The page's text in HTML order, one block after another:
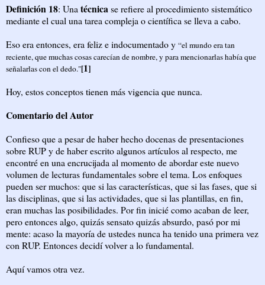
Definición 18: Una técnicase refiere al procedimiento sistemático
mediante el cual una tarea compleja o científica se lleva a cabo.
Eso era entonces, era feliz e indocumentado y “el mundo era tan
reciente, que muchas cosas carecían de nombre, y para mencionarlas había que
señalarlas con el dedo."[1]
Hoy, estos conceptos tienen más vigencia que nunca.
Comentario del Autor
Confieso que a pesar de haber hecho docenas de presentaciones
sobre RUP y de haber escrito algunos artículos al respecto, me
encontré en una encrucijada al momento de abordar este nuevo
volumen de lecturas fundamentales sobre el tema. Los enfoques
pueden ser muchos: que si las características, que si las fases, que si
las disciplinas, que si las actividades, que si las plantillas, en fin,
eran muchas las posibilidades. Por fin inicié como acaban de leer,
pero entonces algo, quizás sensato quizás absurdo, pasó por mi
mente: acaso la mayoría de ustedes nunca ha tenido una primera vez
con RUP. Entonces decidí volver a lo fundamental.
Aquí vamos otra vez.